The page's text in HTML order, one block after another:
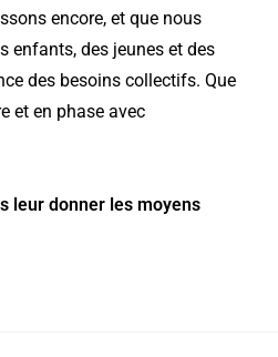
encore, et que nous
enfants, des jeunes et des
des besoins collectifs. Que
et en phase avec
leur donner les moyens